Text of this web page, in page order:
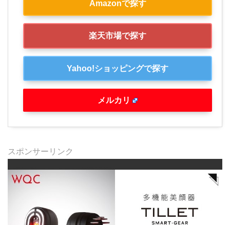
Amazonで探す
楽天市場で探す
Yahoo!ショッピングで探す
メルカリ
スポンサーリンク